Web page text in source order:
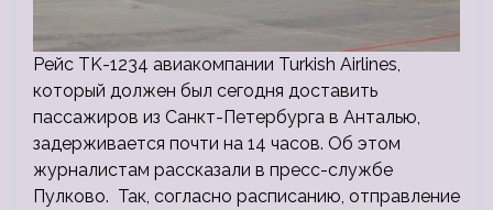
Рейс TK-1234 авиакомпании Turkish Airlines,
который должен был сегодня доставить
пассажиров из Санкт-Петербурга в Анталью,
задерживается почти на 14 часов. Об этом
журналистам рассказали в пресс-службе
Пулково. Так, согласно расписанию, отправление